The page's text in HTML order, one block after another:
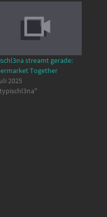
streamt gerade:
Together
2025